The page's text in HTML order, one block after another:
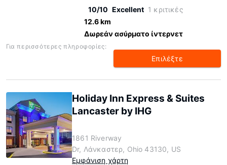
10/10 Excellent 1 κριτικές
12.6 km
Δωρεάν ασύρματο ίντερνετ
Για περισσότερες πληροφορίες:
Επιλέξτε
Holiday Inn Express & Suites
Lancaster by IHG
1861 Riverway
Dr, Λάνκαστερ, Ohio 43130, US
Εμφάνιση χάρτη